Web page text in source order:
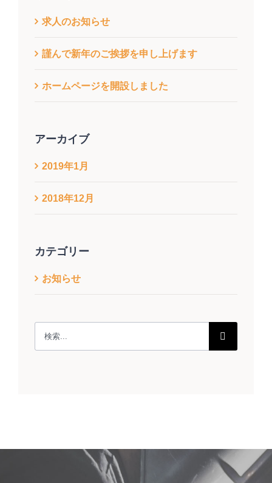
求人のお知らせ
謹んで新年のご挨拶を申し上げます
ホームページを開設しました
アーカイブ
2019年1月
2018年12月
カテゴリー
お知らせ
索